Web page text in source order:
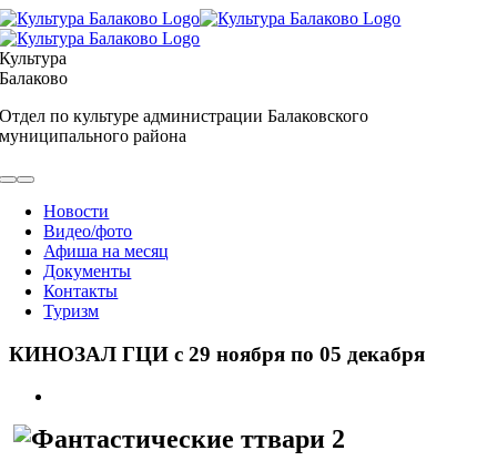
Skip
to
content
Культура
Балаково
Отдел по культуре администрации Балаковского
муниципального района
Toggle
NavigationНовости
Видео/фото
Афиша на месяц
Документы
Контакты
Туризм
КИНОЗАЛ ГЦИ с 29 ноября по 05 декабря
Image